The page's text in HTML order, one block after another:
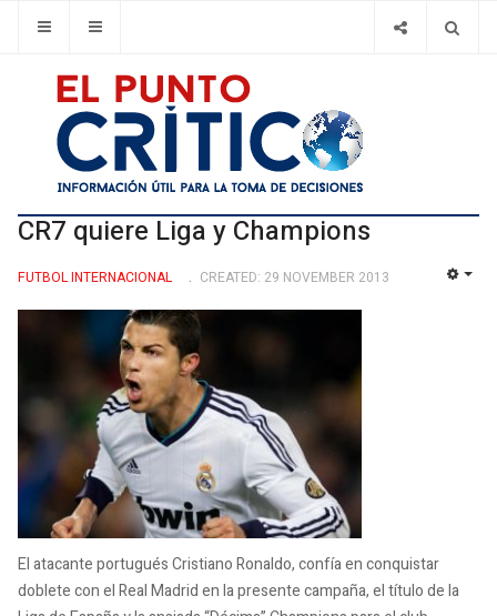
CR7 quiere Liga y Champions
FUTBOL INTERNACIONAL CREATED: 29 NOVEMBER 2013
El atacante portugués Cristiano Ronaldo, confía en conquistar
doblete con el Real Madrid en la presente campaña, el título de la